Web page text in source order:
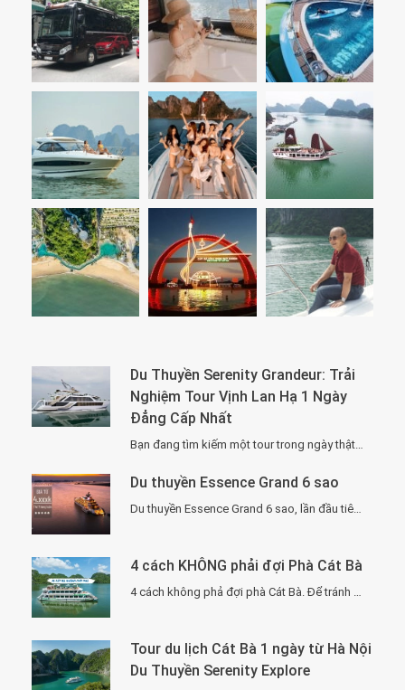
Du Thuyền Serenity Grandeur: Trải
Nghiệm Tour Vịnh Lan Hạ 1 Ngày
Đẳng Cấp Nhất
Du thuyền Essence Grand 6 sao
4 cách KHÔNG phải đợi Phà Cát Bà
Tour du lịch Cát Bà 1 ngày từ Hà Nội
Du Thuyền Serenity Explore